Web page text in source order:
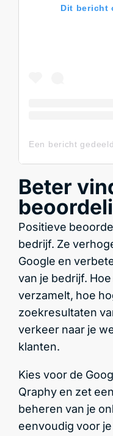
Beter
Positieve
bedrijf. Ze
Google en
van je bedrijf.
verzamelt, hoe
zoekresultaten
verkeer naar je
klanten.
Kies voor de
Qraphy en zet
beheren van je
eenvoudig voor
Dit bericht